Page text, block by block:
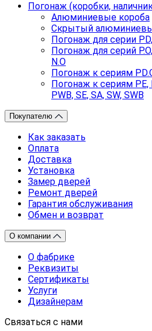
Погонаж (коробки,
Алюминиевые короба
Скрытый
Погонаж для серии
Погонаж для серий P.O,
N.O
Погонаж к сериям
Погонаж к сериям PE,
PWB, SE, SA, SW, SWB
Покупателю
Как заказать
Оплата
Доставка
Установка
Замер дверей
Ремонт дверей
Гарантия обслуживания
Обмен и возврат
О компании
О фабрике
Реквизиты
Сертификаты
Услуги
Дизайнерам
Связаться с нами